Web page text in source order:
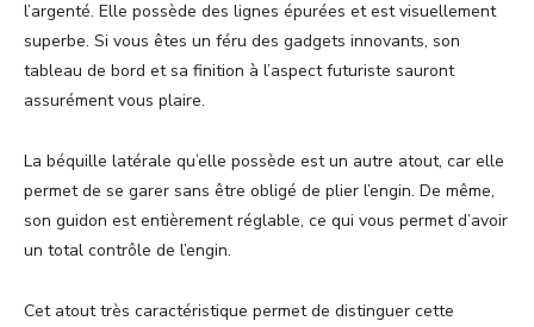
l’argenté. Elle possède des lignes épurées et est visuellement
superbe. Si vous êtes un féru des gadgets innovants, son
tableau de bord et sa finition à l’aspect futuriste sauront
assurément vous plaire.
La béquille latérale qu’elle possède est un autre atout, car elle
permet de se garer sans être obligé de plier l’engin. De même,
son guidon est entièrement réglable, ce qui vous permet d’avoir
un total contrôle de l’engin.
Cet atout très caractéristique permet de distinguer cette